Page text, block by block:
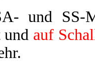
und SS-
und auf